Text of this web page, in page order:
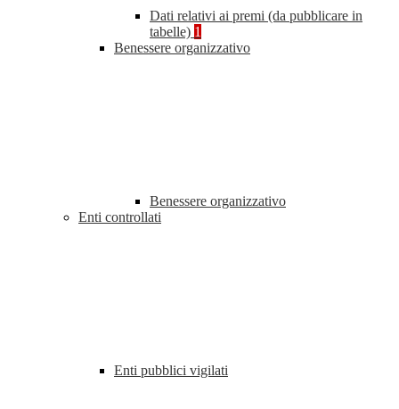
Dati relativi ai premi (da pubblicare in
tabelle) 1
Benessere organizzativo
Benessere organizzativo
Enti controllati
Enti pubblici vigilati